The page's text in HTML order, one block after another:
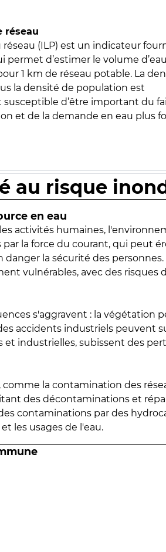
réseau
réseau (ILP) est un indicateur
permet d’estimer le volume d’eau
1 km de réseau potable. La
la densité de population est
d’être important du
et de la demande en eau plus
au risque
en eau
activités humaines,
la force du courant, qui peut
la sécurité des personnes.
vulnérables, avec des risques
s'aggravent : la végétation
accidents industriels peuvent
industrielles, subissent des
la contamination des
des décontaminations et
contaminations par des
les usages de l'eau.